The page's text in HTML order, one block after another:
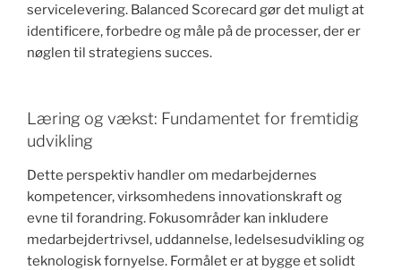
servicelevering. Balanced Scorecard gør det muligt at
identificere, forbedre og måle på de processer, der er
nøglen til strategiens succes.
Læring og vækst: Fundamentet for fremtidig
udvikling
Dette perspektiv handler om medarbejdernes
kompetencer, virksomhedens innovationskraft og
evne til forandring. Fokusområder kan inkludere
medarbejdertrivsel, uddannelse, ledelsesudvikling og
teknologisk fornyelse. Formålet er at bygge et solidt